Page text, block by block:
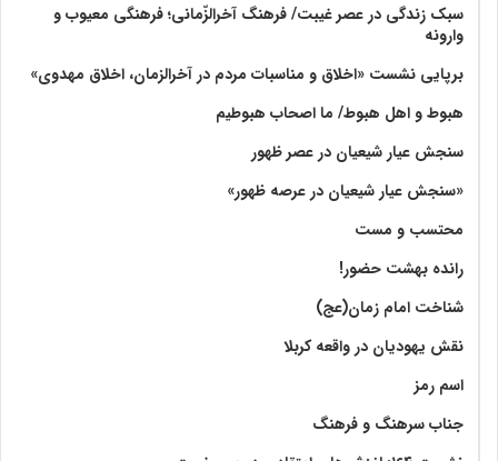
سبک زندگی در عصر غیبت/ فرهنگ آخرالزّمانی؛ فرهنگی معیوب و
وارونه
برپایی نشست «اخلاق و مناسبات مردم در آخرالزمان، اخلاق مهدوی»
هبوط و اهل هبوط/ ما اصحاب هبوطیم
سنجش عیار شیعیان در عصر ظهور
«سنجش عیار شیعیان در عرصه ظهور»
محتسب و مست
رانده بهشت‌ حضور!
شناخت امام زمان(عج)
نقش یهودیان در واقعه کربلا
اسم رمز
جناب سرهنگ و فرهنگ